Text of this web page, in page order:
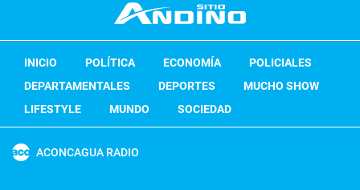
INICIO POLÍTICA ECONOMÍA
POLICIALES
DEPARTAMENTALES
DEPORTES
MUCHO SHOW
LIFESTYLE
MUNDO SOCIEDAD
ACONCAGUA RADIO